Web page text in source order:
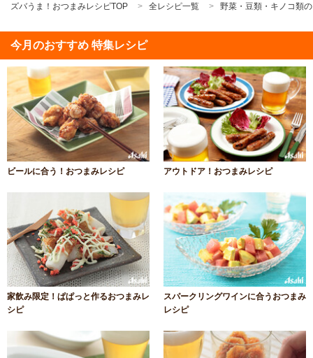
ズバうま！おつまみレシピTOP
全レシピ一覧 野菜・豆類・キノコ類
今月のおすすめ 特集レシピ
ビールに合う！おつまみレシピ アウトドア！おつまみレシピ
家飲み限定！ぱぱっと作るおつまみレ
シピ
スパークリングワインに合うおつまみ
レシピ